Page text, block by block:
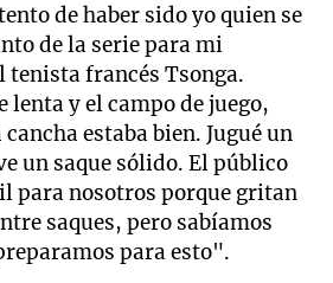
de haber sido yo quien se
de la serie para mi
francés Tsonga.
lenta y el campo de juego,
estaba bien. Jugué un
un saque sólido. El público
para nosotros porque gritan
saques, pero sabíamos
para esto".